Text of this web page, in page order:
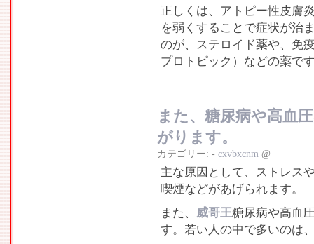
正しくは、アトピー性皮膚
を弱くすることで症状が治
のが、ステロイド薬や、免
プロトピック）などの薬で
また、糖尿病や高血
がります。
カテゴリー: - cxvbxcnm @
主な原因として、ストレス
喫煙などがあげられます。
また、 威哥王糖尿病や高血
す。若い人の中で多いのは